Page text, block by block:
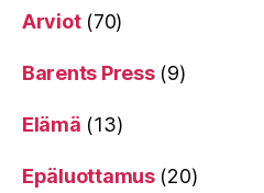
Arviot(70)
Barents Press(9)
Elämä (13)
Epäluottamus(20)